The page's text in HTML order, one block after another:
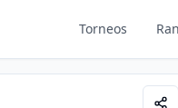
Torneos